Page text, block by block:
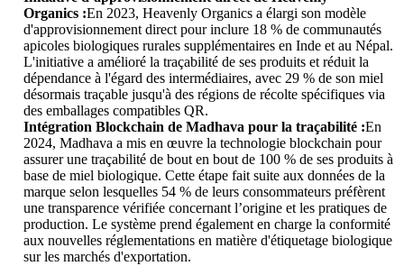
Organics :En 2023, Heavenly Organics a élargi son modèle
d'approvisionnement direct pour inclure 18 % de communautés
apicoles biologiques rurales supplémentaires en Inde et au Népal.
L'initiative a amélioré la traçabilité de ses produits et réduit la
dépendance à l'égard des intermédiaires, avec 29 % de son miel
désormais traçable jusqu'à des régions de récolte spécifiques via
des emballages compatibles QR.
Intégration Blockchain de Madhava pour la traçabilité :En
2024, Madhava a mis en œuvre la technologie blockchain pour
assurer une traçabilité de bout en bout de 100 % de ses produits à
base de miel biologique. Cette étape fait suite aux données de la
marque selon lesquelles 54 % de leurs consommateurs préfèrent
une transparence vérifiée concernant l’origine et les pratiques de
production. Le système prend également en charge la conformité
aux nouvelles réglementations en matière d'étiquetage biologique
sur les marchés d'exportation.